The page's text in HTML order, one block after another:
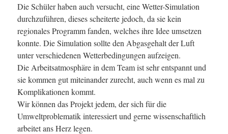
Die Schüler haben auch versucht, eine Wetter-Simulation
durchzuführen, dieses scheiterte jedoch, da sie kein
regionales Programm fanden, welches ihre Idee umsetzen
konnte. Die Simulation sollte den Abgasgehalt der Luft
unter verschiedenen Wetterbedingungen aufzeigen.
Die Arbeitsatmosphäre in dem Team ist sehr entspannt und
sie kommen gut miteinander zurecht, auch wenn es mal zu
Komplikationen kommt.
Wir können das Projekt jedem, der sich für die
Umweltproblematik interessiert und gerne wissenschaftlich
arbeitet ans Herz legen.